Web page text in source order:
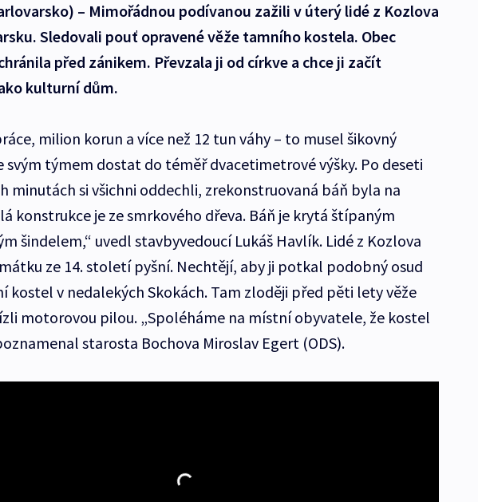
– Mimořádnou podívanou zažili v úterý lidé z Kozlova
Sledovali pouť opravené věže tamního kostela. Obec
před zánikem. Převzala ji od církve a chce ji začít
kulturní dům.
milion korun a více než 12 tun váhy – to musel šikovný
svým týmem dostat do téměř dvacetimetrové výšky. Po deseti
minutách si všichni oddechli, zrekonstruovaná báň byla na
konstrukce je ze smrkového dřeva. Báň je krytá štípaným
šindelem,“ uvedl stavbyvedoucí Lukáš Havlík. Lidé z Kozlova
ze 14. století pyšní. Nechtějí, aby ji potkal podobný osud
kostel v nedalekých Skokách. Tam zloději před pěti lety věže
motorovou pilou. „Spoléháme na místní obyvatele, že kostel
starosta Bochova Miroslav Egert (ODS).